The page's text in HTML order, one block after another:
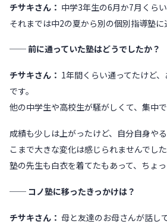
チサキさん： 中学3年生の6月か7月くらい
それまでは中2の夏から別の個別指導塾に
── 前に通っていた塾はどうでしたか？
チサキさん： 1年間くらい通ってたけど
です。
他の中学生や高校生が騒がしくて、集中で
成績も少しは上がったけど、自分自身や
こまで大きな変化は感じられませんでした
塾の先生も白衣を着てたもあって、ちょっ
── コノ塾に移ったきっかけは？
チサキさん： 母と友達のお母さんが話し